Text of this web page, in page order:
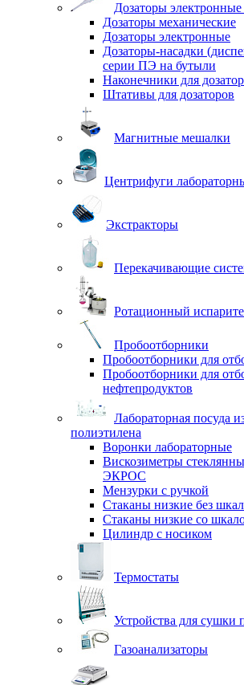
Дозаторы
Дозаторы механические
Дозаторы электронные
Дозаторы-насадки
серии ПЭ на бутыли
Наконечники для
Штативы для дозаторов
Магнитные мешалки
Центрифуги
Экстракторы
Перекачивающие
Ротационный
Пробоотборники
Пробоотборники для
Пробоотборники для
нефтепродуктов
Лабораторная посуда
полиэтилена
Воронки лабораторные
Вискозиметры
ЭКРОС
Мензурки с ручкой
Стаканы низкие без
Стаканы низкие со
Цилиндр с носиком
Термостаты
Устройства для сушки
Газоанализаторы